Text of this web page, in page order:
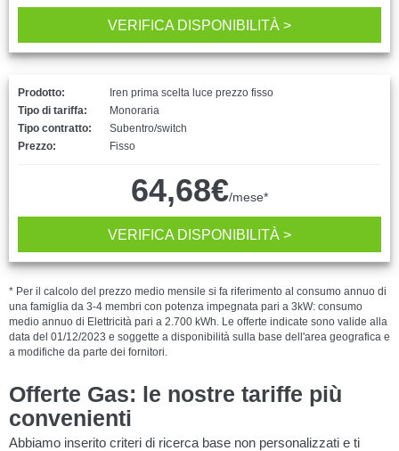
VERIFICA DISPONIBILITÀ >
Prodotto:
Tipo di tariffa:
Tipo contratto:
Prezzo:
Iren prima scelta luce prezzo fisso
Monoraria
Subentro/switch
Fisso
64,68€/mese*
VERIFICA DISPONIBILITÀ >
* Per il calcolo del prezzo medio mensile si fa riferimento al consumo annuo di
una famiglia da 3-4 membri con potenza impegnata pari a 3kW: consumo
medio annuo di Elettricità pari a 2.700 kWh. Le offerte indicate sono valide alla
data del 01/12/2023 e soggette a disponibilità sulla base dell'area geografica e
a modifiche da parte dei fornitori.
Offerte Gas: le nostre tariffe più
convenienti
Abbiamo inserito criteri di ricerca base non personalizzati e ti